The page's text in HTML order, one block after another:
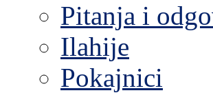
Pitanja i
Ilahije
Pokajnici